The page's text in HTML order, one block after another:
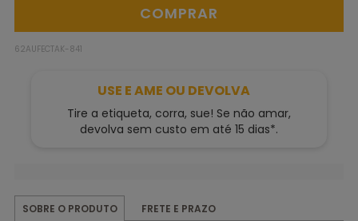
62AUFECTAK-841
USE E AME OU DEVOLVA
Tire a etiqueta, corra, sue! Se não amar,
devolva sem custo em até 15 dias*.
SOBRE O PRODUTO FRETE E PRAZO